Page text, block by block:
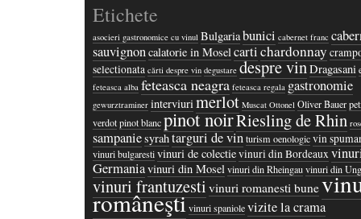
Etichete
asocieri gastronomice cu vinul Bulgariabunici cabernet franc
sauvignoncalatorie in Mosel cartichardonnay
selectionata cărti despre vin degustare despre vinDragasani
feteasca alba feteasca neagra feteasca regala gastronomie
gewurztraminer interviuri merlot Muscat Ottonel Oliver Bauer
verdotpinot blancpinot noirRiesling de Rhin
sampaniesyrahtarguri de vinturism oenologicvin
vinuri bulgarestivinuri de colectievinuri din Bordeaux
Germaniavinuri din Mosel vinuri din Rheingauvinuri din
vinuri frantuzesti vinuri romanesti bune
româneştivinuri spaniolevizite la crama